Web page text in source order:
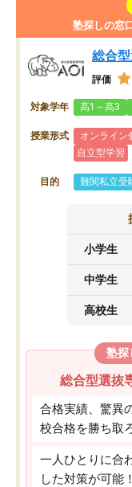
塾探しの窓
総合
評価
対象学年 高1～高3
授業形式 オンライン
自立型学習
目的 難関私立受
小学生
中学生
高校生
塾探
総合型選抜
合格実績、驚異
校合格を勝ち取
一人ひとりに合
した対策が可能！